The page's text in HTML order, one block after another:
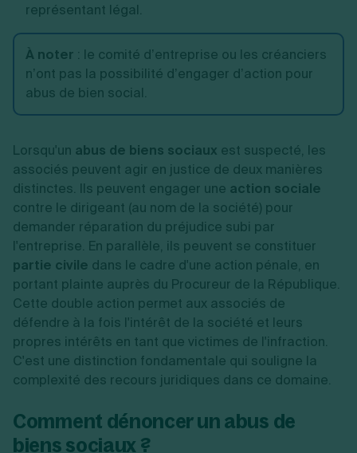
représentant légal.
À noter : le comité d’entreprise ou les créanciers
n’ont pas la possibilité d’engager d’action pour
abus de bien social.
Lorsqu'un abus de biens sociaux est suspecté, les
associés peuvent agir en justice de deux manières
distinctes. Ils peuvent engager une action sociale
contre le dirigeant (au nom de la société) pour
demander réparation du préjudice subi par
l'entreprise. En parallèle, ils peuvent se constituer
partie civile dans le cadre d'une action pénale, en
portant plainte auprès du Procureur de la République.
Cette double action permet aux associés de
défendre à la fois l'intérêt de la société et leurs
propres intérêts en tant que victimes de l'infraction.
C'est une distinction fondamentale qui souligne la
complexité des recours juridiques dans ce domaine.
Comment dénoncer un abus de
biens sociaux ?